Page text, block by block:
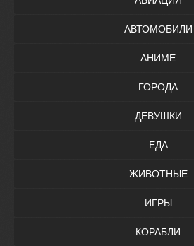
АВТОМОБИЛИ
АНИМЕ
ГОРОДА
ДЕВУШКИ
ЕДА
ЖИВОТНЫЕ
ИГРЫ
КОРАБЛИ